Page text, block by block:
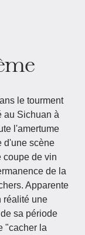
le tourment
au Sichuan à
l'amertume
d'une scène
coupe de vin
de la
Apparente
réalité une
sa période
"cacher la